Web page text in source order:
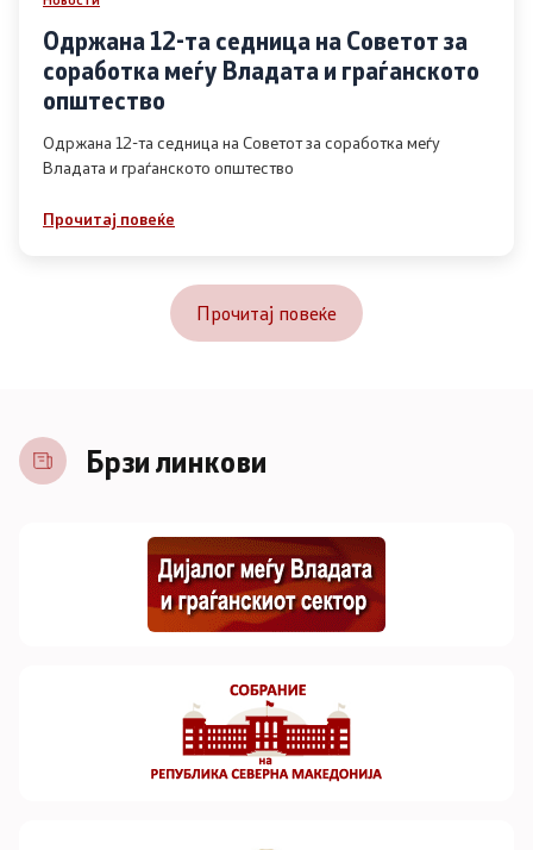
Одржана 12-та седница на Советот за
соработка меѓу Владата и граѓанското
општество
Одржана 12-та седница на Советот за соработка меѓу
Владата и граѓанското општество
Прочитај повеќе
Прочитај повеќе
Брзи линкови